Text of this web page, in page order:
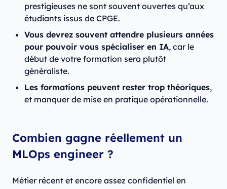
prestigieuses ne sont souvent ouvertes qu’aux
étudiants issus de CPGE.
Vous devrez souvent attendre plusieurs années
pour pouvoir vous spécialiser en IA, car le
début de votre formation sera plutôt
généraliste.
Les formations peuvent rester trop théoriques,
et manquer de mise en pratique opérationnelle.
Combien gagne réellement un
MLOps engineer ?
Métier récent et encore assez confidentiel en